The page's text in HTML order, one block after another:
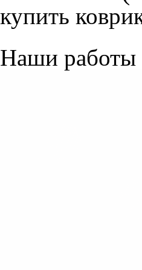
купить
Наши работы